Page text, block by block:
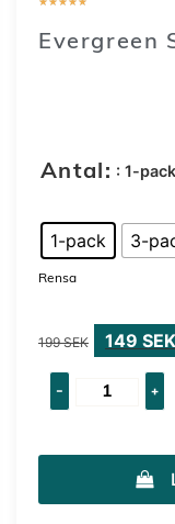
Evergreen
Antal: : 1-pack
1-pack 3-
Rensa
199SEK 149 SEK
- +